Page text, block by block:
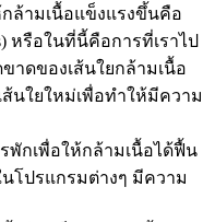
ล้ามเนื้อแข็งแรงขึ้นคือ
หรือในที่นี้คือการที่เราไป
าดของเส้นใยกล้ามเนื้อ
นใยใหม่เพื่อทำให้มีความ
กเพื่อให้กล้ามเนื้อได้ฟื้น
นโปรแกรมต่างๆ มีความ